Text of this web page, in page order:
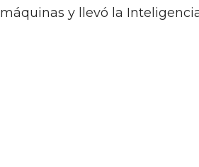
máquinas y llevó la